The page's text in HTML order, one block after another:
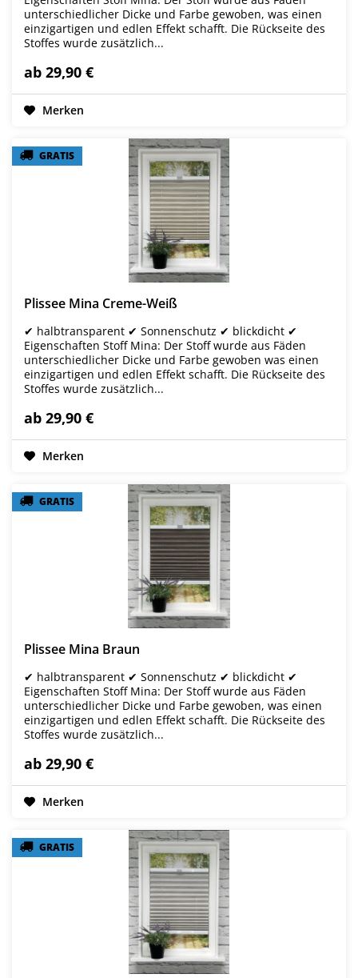
unterschiedlicher Dicke und Farbe gewoben, was einen
einzigartigen und edlen Effekt schafft. Die Rückseite des
Stoffes wurde zusätzlich...
ab 29,90 €
Merken
GRATIS
GRATIS
Plissee Mina Creme-Weiß
✔ halbtransparent ✔ Sonnenschutz ✔ blickdicht ✔
Eigenschaften Stoff Mina: Der Stoff wurde aus Fäden
unterschiedlicher Dicke und Farbe gewoben was einen
einzigartigen und edlen Effekt schafft. Die Rückseite des
Stoffes wurde zusätzlich...
ab 29,90 €
Merken
GRATIS
GRATIS
Plissee Mina Braun
✔ halbtransparent ✔ Sonnenschutz ✔ blickdicht ✔
Eigenschaften Stoff Mina: Der Stoff wurde aus Fäden
unterschiedlicher Dicke und Farbe gewoben, was einen
einzigartigen und edlen Effekt schafft. Die Rückseite des
Stoffes wurde zusätzlich...
ab 29,90 €
Merken
GRATIS
GRATIS